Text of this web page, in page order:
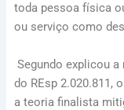
toda pessoa física
ou serviço como
Segundo explicou
do REsp 2.020.811,
a teoria finalista